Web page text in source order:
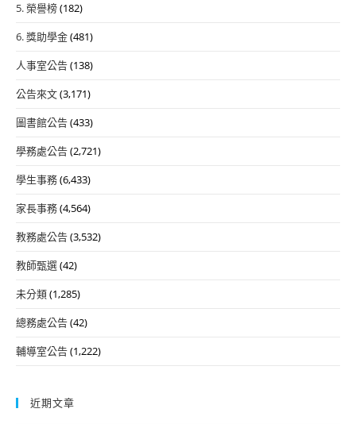
5. 榮譽榜(182)
6. 獎助學金(481)
人事室公告(138)
公告來文(3,171)
圖書館公告(433)
學務處公告(2,721)
學生事務(6,433)
家長事務(4,564)
教務處公告(3,532)
教師甄選(42)
未分類(1,285)
總務處公告(42)
輔導室公告(1,222)
近期文章